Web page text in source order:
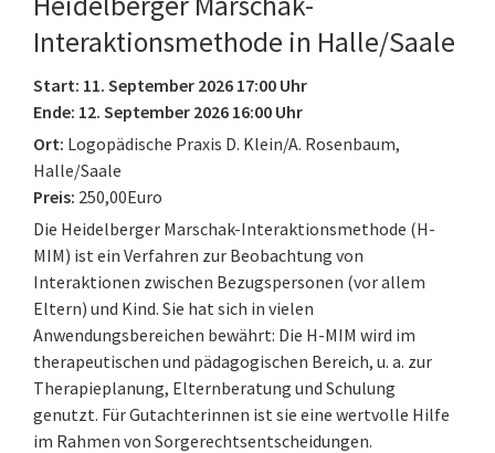
Interaktionsmethode in Halle/Saale
Start: 11. September 2026 17:00 Uhr
Ende: 12. September 2026 16:00 Uhr
Ort: Logopädische Praxis D. Klein/A. Rosenbaum,
Halle/Saale
Preis: 250,00Euro
Die Heidelberger Marschak-Interaktionsmethode (H-
MIM) ist ein Verfahren zur Beobachtung von
Interaktionen zwischen Bezugspersonen (vor allem
Eltern) und Kind. Sie hat sich in vielen
Anwendungsbereichen bewährt: Die H-MIM wird im
therapeutischen und pädagogischen Bereich, u. a. zur
Therapieplanung, Elternberatung und Schulung
genutzt. Für Gutachterinnen ist sie eine wertvolle Hilfe
im Rahmen von Sorgerechtsentscheidungen.